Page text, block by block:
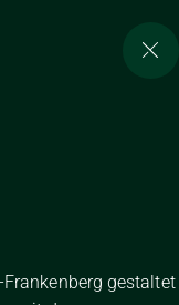
gestaltet